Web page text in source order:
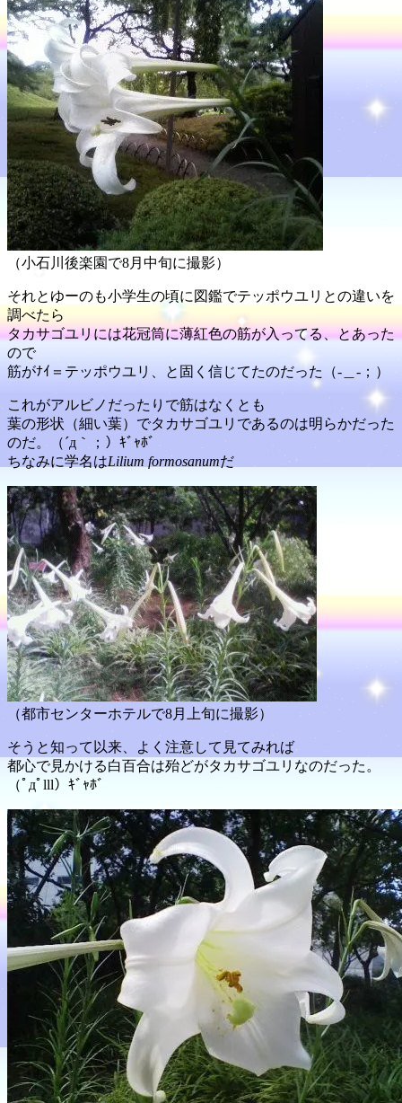
（小石川後楽園で8月中旬に撮影）
それとゆーのも小学生の頃に図鑑でテッポウユリとの違いを
調べたら
タカサゴユリには花冠筒に薄紅色の筋が入ってる、とあった
ので
筋がﾅｲ＝テッポウユリ、と固く信じてたのだった（-＿-；）
これがアルビノだったりで筋はなくとも
葉の形状（細い葉）でタカサゴユリであるのは明らかだった
のだ。（´д｀；）ｷﾞｬﾎﾞ
ちなみに学名はLilium formosanumだ
（都市センターホテルで8月上旬に撮影）
そうと知って以来、よく注意して見てみれば
都心で見かける白百合は殆どがタカサゴユリなのだった。
（ﾟдﾟlll）ｷﾞｬﾎﾞ